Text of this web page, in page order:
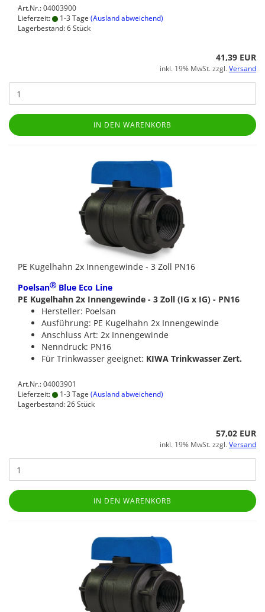
Art.Nr.: 04003900
Lieferzeit:
1-3 Tage (Ausland abweichend)
Lagerbestand: 6 Stück
41,39 EUR
inkl. 19% MwSt. zzgl.Versand
IN DEN WARENKORB
PE Kugelhahn 2x Innengewinde - 3 Zoll PN16
PoelsanⓇ Blue Eco Line
PE Kugelhahn 2x Innengewinde - 3 Zoll (IG x IG) - PN16
Hersteller: Poelsan
Ausführung: PE Kugelhahn 2x Innengewinde
Anschluss Art: 2x Innengewinde
Nenndruck: PN16
Für Trinkwasser geeignet: KIWA Trinkwasser Zert.
Art.Nr.: 04003901
Lieferzeit:
1-3 Tage (Ausland abweichend)
Lagerbestand: 26 Stück
57,02 EUR
inkl. 19% MwSt. zzgl.Versand
IN DEN WARENKORB